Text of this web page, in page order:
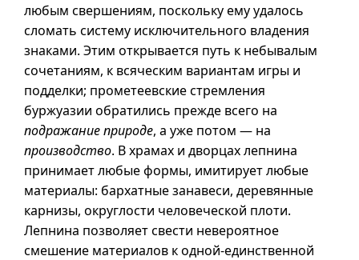
любым свершениям, поскольку ему удалось
сломать систему исключительного владения
знаками. Этим открывается путь к небывалым
сочетаниям, к всяческим вариантам игры и
подделки; прометеевские стремления
буржуазии обратились прежде всего на
подражание природе, а уже потом — на
производство. В храмах и дворцах лепнина
принимает любые формы, имитирует любые
материалы: бархатные занавеси, деревянные
карнизы, округлости человеческой плоти.
Лепнина позволяет свести невероятное
смешение материалов к одной-единственной